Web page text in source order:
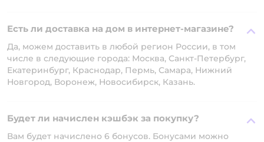
Есть ли доставка на дом в интернет-магазине?
Да, можем доставить в любой регион России, в том
числе в следующие города: Москва, Санкт-Петербург,
Екатеринбург, Краснодар, Пермь, Самара, Нижний
Новгород, Воронеж, Новосибирск, Казань.
Будет ли начислен кэшбэк за покупку?
Вам будет начислено 6 бонусов. Бонусами можно